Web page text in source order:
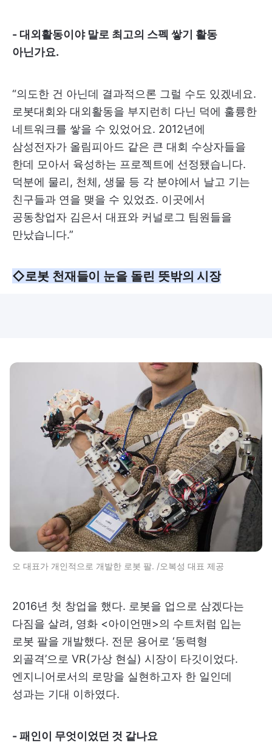
- 대외활동이야 말로 최고의 스펙 쌓기 활동
아닌가요.
“의도한 건 아닌데 결과적으론 그럴 수도 있겠네요.
로봇대회와 대외활동을 부지런히 다닌 덕에 훌륭한
네트워크를 쌓을 수 있었어요. 2012년에
삼성전자가 올림피아드 같은 큰 대회 수상자들을
한데 모아서 육성하는 프로젝트에 선정됐습니다.
덕분에 물리, 천체, 생물 등 각 분야에서 날고 기는
친구들과 연을 맺을 수 있었죠. 이곳에서
공동창업자 김은서 대표와 커널로그 팀원들을
만났습니다.”
◇로봇 천재들이 눈을 돌린 뜻밖의 시장
오 대표가 개인적으로 개발한 로봇 팔. /오복성 대표 제공
2016년 첫 창업을 했다. 로봇을 업으로 삼겠다는
다짐을 살려, 영화 <아이언맨>의 수트처럼 입는
로봇 팔을 개발했다. 전문 용어로 ‘동력형
외골격’으로 VR(가상 현실) 시장이 타깃이었다.
엔지니어로서의 로망을 실현하고자 한 일인데
성과는 기대 이하였다.
- 패인이 무엇이었던 것 같나요